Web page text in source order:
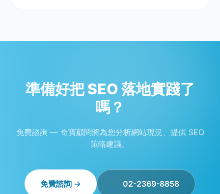
準備好把 SEO 落地實踐了
嗎？
免費諮詢 — 奇寶顧問將為您分析網站現況、提供 SEO
策略建議。
免費諮詢 → 02-2369-8858